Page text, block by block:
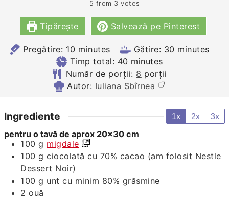
5 from 3 votes
Tipărește Salvează pe Pinterest
Pregătire: 10minutes
minutes Gătire: 30minutes
minutes
Timp total: 40minutes
minutes
Număr de porții: 8 porții
Autor: Iuliana Sbîrnea
Ingrediente 1x 2x 3x
pentru o tavă de aprox 20x30 cm
100 g migdale
100 g ciocolată cu 70% cacao (am folosit Nestle
Dessert Noir)
100 g unt cu minim 80% grăsmine
2 ouă